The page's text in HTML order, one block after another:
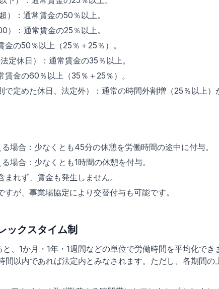
）：通常賃金の50％以上。
）：通常賃金の25％以上。
の50％以上（25％＋25％）。
定休日）：通常賃金の35％以上。
金の60％以上（35％＋25％）。
で定めた休日、法定外）：通常の時間外割増（25％以上）
場合：少なくとも45分の休憩を労働時間の途中に付与。
場合：少なくとも1時間の休憩を付与。
れず、賃金も発生しません。
が、事業場協定により交替付与も可能です。
ックスタイム制
、1か月・1年・1週間などの単位で労働時間を平均化で
間以内であれば法定内とみなされます。ただし、各期間